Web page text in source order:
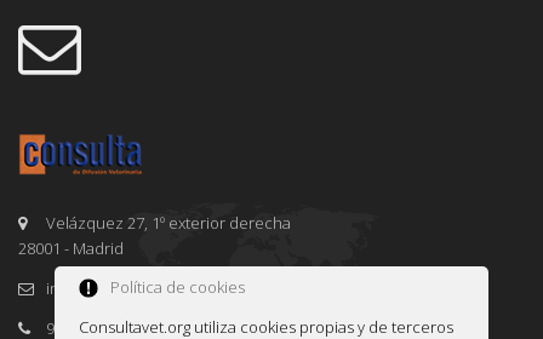
Velázquez 27, 1º exterior derecha
28001 - Madrid
info@consultavet.org
91 995 38 25
Política de cookies
Consultavet.org utiliza cookies propias y de terceros